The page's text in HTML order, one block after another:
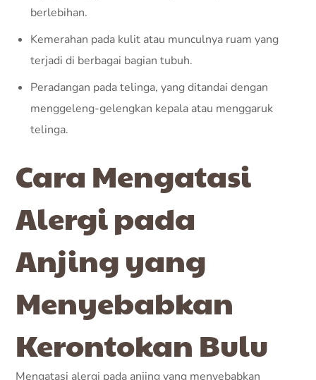
berlebihan.
Kemerahan pada kulit atau munculnya ruam yang
terjadi di berbagai bagian tubuh.
Peradangan pada telinga, yang ditandai dengan
menggeleng-gelengkan kepala atau menggaruk
telinga.
Cara Mengatasi
Alergi pada
Anjing yang
Menyebabkan
Kerontokan Bulu
Mengatasi alergi pada anjing yang menyebabkan